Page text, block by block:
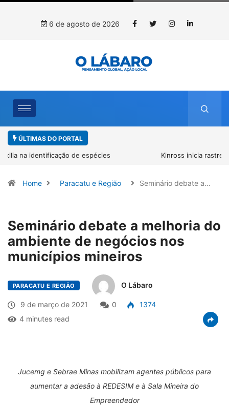
6 de agosto de 2026
ÚLTIMAS DO PORTAL
Kinross inicia rastreamento digital de 10 mil mudas usadas na
Home Paracatu e Região Seminário debate a…
Seminário debate a melhoria do
ambiente de negócios nos
municípios mineiros
PARACATU E REGIÃO O Lábaro
9 de março de 2021 0
1374
4 minutes read
Jucemg e Sebrae Minas mobilizam agentes públicos para
aumentar a adesão à REDESIM e à Sala Mineira do
Empreendedor